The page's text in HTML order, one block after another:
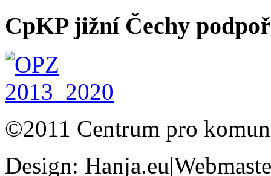
CpKP jižní Čechy
©2011 Centrum pro
Design: